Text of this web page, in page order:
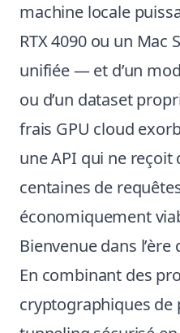
machine locale
RTX 4090 ou un
unifiée — et d’un
ou d’un dataset
frais GPU cloud
une API qui ne reçoit
centaines de
économiquement
Bienvenue dans l’ère
En combinant des
cryptographiques de